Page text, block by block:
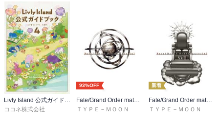
Livly Island 公式ガイドブック４ 心が重なるリヴリーの世界【プロダクトコード付き】
ココネ株式会社
93%OFF
Fate/Grand Order material I
ＴＹＰＥ－ＭＯＯＮ
新着
Fate/Grand Order material XVIII
ＴＹＰＥ－ＭＯＯＮ